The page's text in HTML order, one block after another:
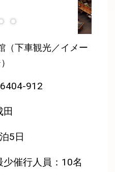
（下車観光／イメー
912
田
5日
少催行人員：10名